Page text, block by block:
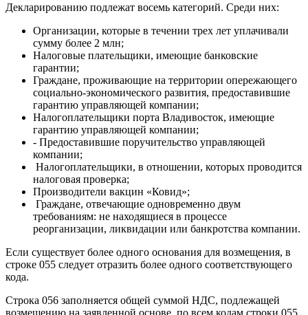
Декларированию подлежат восемь категорий. Среди них:
Организации, которые в течении трех лет уплачивали
сумму более 2 млн;
Налоговые плательщики, имеющие банковские
гарантии;
Граждане, проживающие на территории опережающего
социально-экономического развития, предоставившие
гарантию управляющей компании;
Налогоплательщики порта Владивосток, имеющие
гарантию управляющей компании;
- Предоставившие поручительство управляющей
компании;
Налогоплательщики, в отношении, которых проводится
налоговая проверка;
Производители вакцин «Ковид»;
Граждане, отвечающие одновременно двум
требованиям: не находящиеся в процессе
реорганизации, ликвидации или банкротства компании.
Если существует более одного основания для возмещения, в
строке 055 следует отразить более одного соответствующего
кода.
Строка 056 заполняется общей суммой НДС, подлежащей
возмещению на заявленной основе, по всем кодам строки 055.